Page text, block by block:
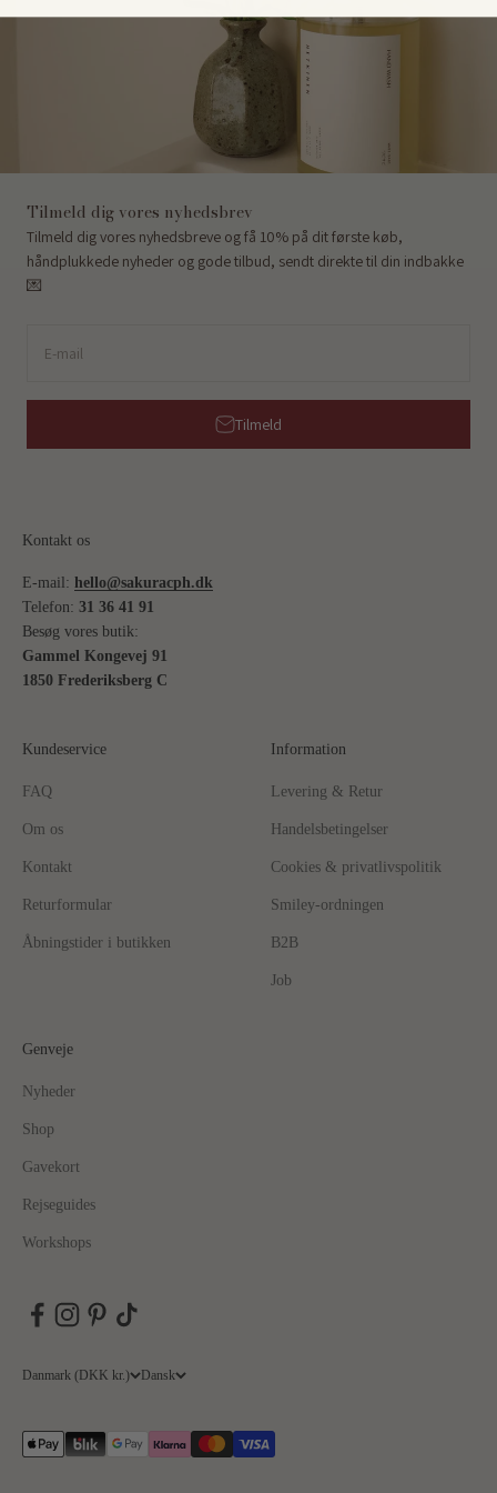
Tilmeld dig vores nyhedsbrev
Tilmeld dig vores nyhedsbreve og få 10% på dit første køb,
håndplukkede nyheder og gode tilbud, sendt direkte til din indbakke
💌
E-mail
Tilmeld
Kontakt os
E-mail: hello@sakuracph.dk
Telefon: 31 36 41 91
Besøg vores butik:
Gammel Kongevej 91
1850 Frederiksberg C
Kundeservice
FAQ
Om os
Kontakt
Returformular
Åbningstider i butikken
Information
Levering & Retur
Handelsbetingelser
Cookies & privatlivspolitik
Smiley-ordningen
B2B
Job
Genveje
Nyheder
Shop
Gavekort
Rejseguides
Workshops
Danmark (DKK kr.) Dansk